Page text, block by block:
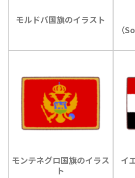
モルドバ国旗のイラスト
（
モンテネグロ国旗のイラス
ト
イ